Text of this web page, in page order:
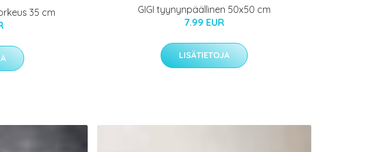
35 cm
GIGI tyynynpäällinen 50x50 cm
7.99 EUR
LISÄTIETOJA